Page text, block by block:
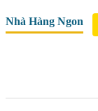
Nhà Hàng Ngon